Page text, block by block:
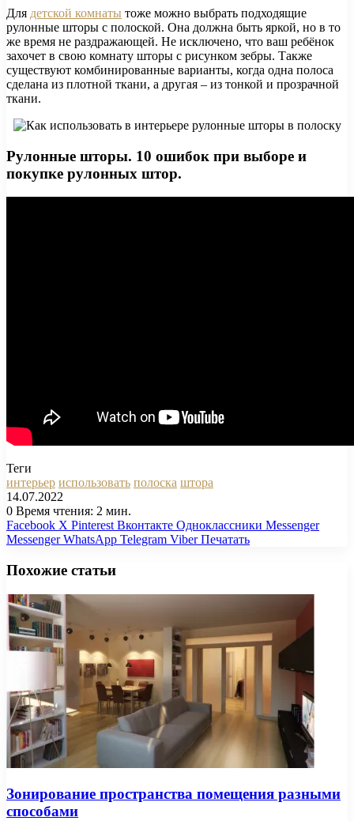
Для детской комнаты тоже можно выбрать подходящие
рулонные шторы с полоской. Она должна быть яркой, но в то
же время не раздражающей. Не исключено, что ваш ребёнок
захочет в свою комнату шторы с рисунком зебры. Также
существуют комбинированные варианты, когда одна полоса
сделана из плотной ткани, а другая – из тонкой и прозрачной
ткани.
Рулонные шторы. 10 ошибок при выборе и
покупке рулонных штор.
Теги
интерьер использовать полоска штора
14.07.2022
0 Время чтения: 2 мин.
Facebook X Pinterest Вконтакте Одноклассники Messenger
Messenger WhatsApp Telegram Viber Печатать
Похожие статьи
Зонирование пространства помещения разными
способами